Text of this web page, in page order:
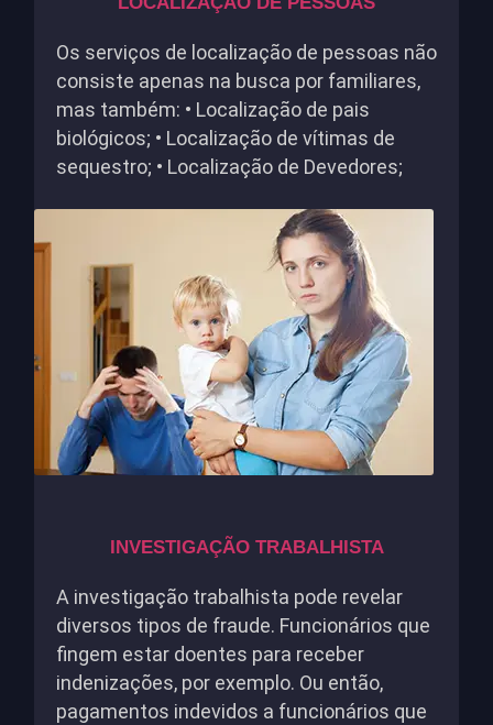
Os serviços de localização de pessoas não
consiste apenas na busca por familiares,
mas também: • Localização de pais
biológicos; • Localização de vítimas de
sequestro; • Localização de Devedores;
INVESTIGAÇÃO TRABALHISTA
A investigação trabalhista pode revelar
diversos tipos de fraude. Funcionários que
fingem estar doentes para receber
indenizações, por exemplo. Ou então,
pagamentos indevidos a funcionários que